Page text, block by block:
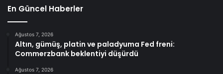
En Güncel Haberler
Ağustos 7, 2026
Altın, gümüş, platin ve paladyuma Fed freni:
Commerzbank beklentiyi düşürdü
Ağustos 7, 2026